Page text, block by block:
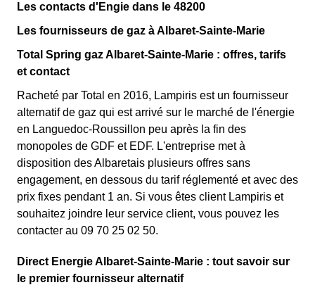
Les contacts d'Engie dans le 48200
Les fournisseurs de gaz à Albaret-Sainte-Marie
Total Spring gaz Albaret-Sainte-Marie : offres, tarifs
et contact
Racheté par Total en 2016, Lampiris est un fournisseur
alternatif de gaz qui est arrivé sur le marché de l'énergie
en Languedoc-Roussillon peu après la fin des
monopoles de GDF et EDF. L'entreprise met à
disposition des Albaretais plusieurs offres sans
engagement, en dessous du tarif réglementé et avec des
prix fixes pendant 1 an. Si vous êtes client Lampiris et
souhaitez joindre leur service client, vous pouvez les
contacter au 09 70 25 02 50.
Direct Energie Albaret-Sainte-Marie : tout savoir sur
le premier fournisseur alternatif